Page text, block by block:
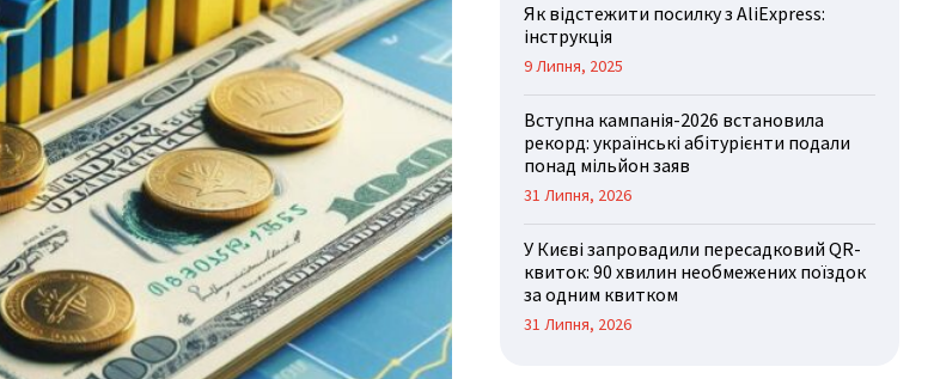
Як відстежити посилку з AliExpress:
інструкція
9 Липня, 2025
Вступна кампанія-2026 встановила
рекорд: українські абітурієнти подали
понад мільйон заяв
31 Липня, 2026
У Києві запровадили пересадковий QR-
квиток: 90 хвилин необмежених поїздок
за одним квитком
31 Липня, 2026